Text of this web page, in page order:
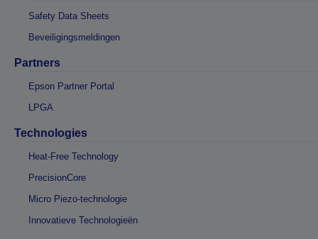
Safety Data Sheets
Beveiligingsmeldingen
Partners
Epson Partner Portal
LPGA
Technologies
Heat-Free Technology
PrecisionCore
Micro Piezo-technologie
Innovatieve Technologieën